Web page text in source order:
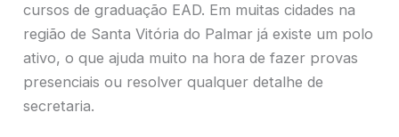
cursos de graduação EAD. Em muitas cidades na
região de Santa Vitória do Palmar já existe um polo
ativo, o que ajuda muito na hora de fazer provas
presenciais ou resolver qualquer detalhe de
secretaria.